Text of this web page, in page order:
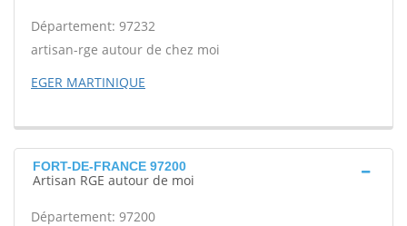
Département: 97232
artisan-rge autour de chez moi
EGER MARTINIQUE
FORT-DE-FRANCE 97200
Artisan RGE autour de moi
Département: 97200